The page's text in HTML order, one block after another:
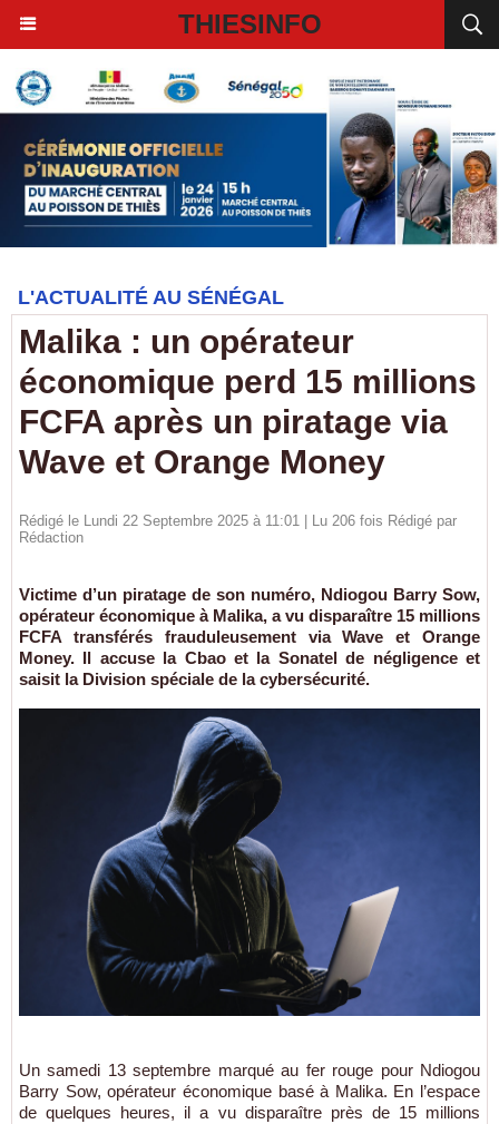
THIESINFO
L'ACTUALITÉ AU SÉNÉGAL
Malika : un opérateur
économique perd 15 millions
FCFA après un piratage via
Wave et Orange Money
Rédigé le Lundi 22 Septembre 2025 à 11:01 | Lu 206 fois Rédigé par
Rédaction
Victime d’un piratage de son numéro, Ndiogou Barry Sow,
opérateur économique à Malika, a vu disparaître 15 millions
FCFA transférés frauduleusement via Wave et Orange
Money. Il accuse la Cbao et la Sonatel de négligence et
saisit la Division spéciale de la cybersécurité.
Un samedi 13 septembre marqué au fer rouge pour Ndiogou
Barry Sow, opérateur économique basé à Malika. En l’espace
de quelques heures, il a vu disparaître près de 15 millions